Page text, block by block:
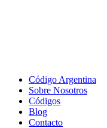
Código Argentina
Sobre Nosotros
Códigos
Blog
Contacto